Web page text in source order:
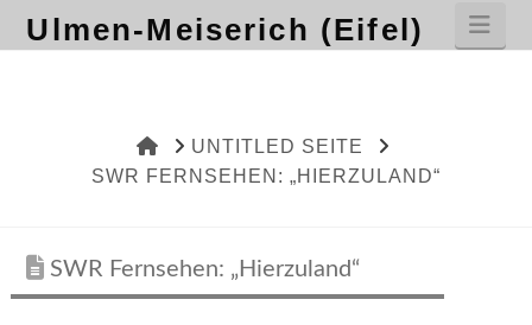
Ulmen-Meiserich (Eifel)
HOMEUNTITLED SEITE
SWR FERNSEHEN: „HIERZULAND“
SWR Fernsehen: „Hierzuland“